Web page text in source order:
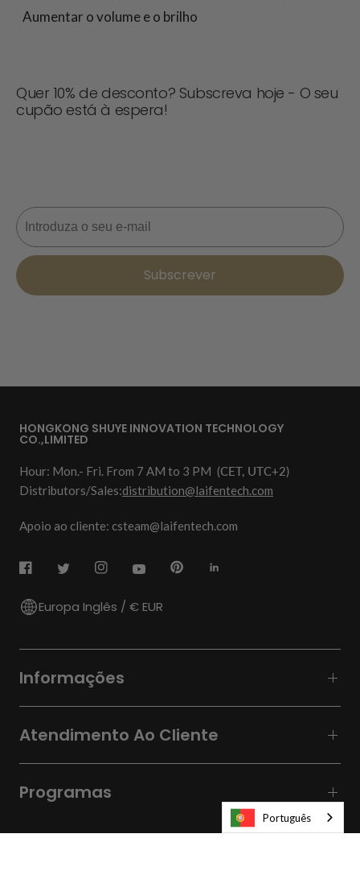
Aumentar o volume e o brilho
Quer 10% de desconto? Subscreva hoje - O seu
cupão está à espera!
Correio eletrónico
Subscrever
HONGKONG SHUYE INNOVATION TECHNOLOGY
CO.,LIMITED
Hour: Mon.- Fri. From 7 AM to 3 PM (CET, UTC+2)
Distributors/Sales:distribution@laifentech.com
Apoio ao cliente: csteam@laifentech.com
Europa Inglês / € EUR
Informações
Atendimento Ao Cliente
Programas
Português